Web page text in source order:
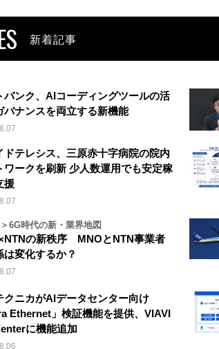
新着記事
バンク、AIコーディングツールの活
バナンスを両立する新機能
ドテレシス、三原赤十字病院の院内
ワークを刷新 少人数運用でも安定稼
援
6G時代の新・業界地図
の新秩序 MNOとNTN事業者
は変化するか？
クニカがAIデータセンター向け
Ethernet」検証機能を提供、VIAVI
に機能追加